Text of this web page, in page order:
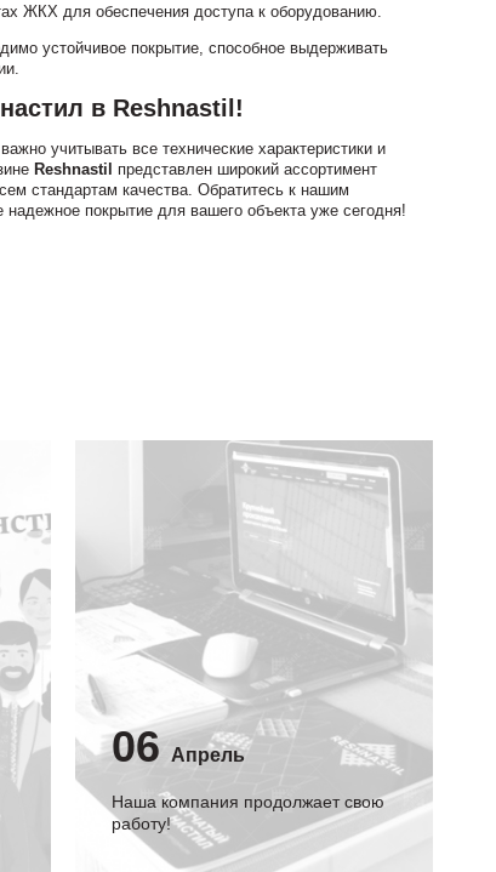
ЖКХ для обеспечения доступа к оборудованию.
устойчивое покрытие, способное выдерживать
в Reshnastil!
учитывать все технические характеристики и
Reshnastil
представлен широкий ассортимент
стандартам качества. Обратитесь к нашим
надежное покрытие для вашего объекта уже сегодня!
06 Апрель
Наша компания продолжает свою
работу!